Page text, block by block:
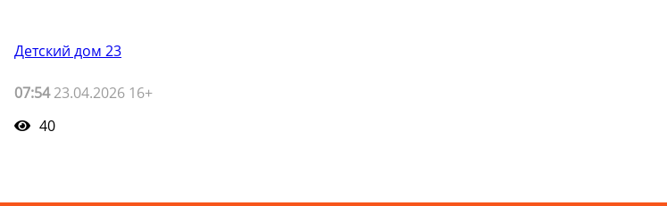
Детский дом 23
07:5423.04.2026 16+
40